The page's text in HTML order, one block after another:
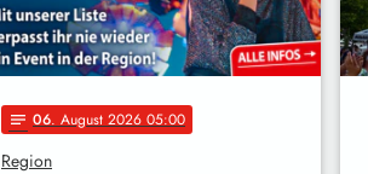
notes 06. August 2026 05:00
Region